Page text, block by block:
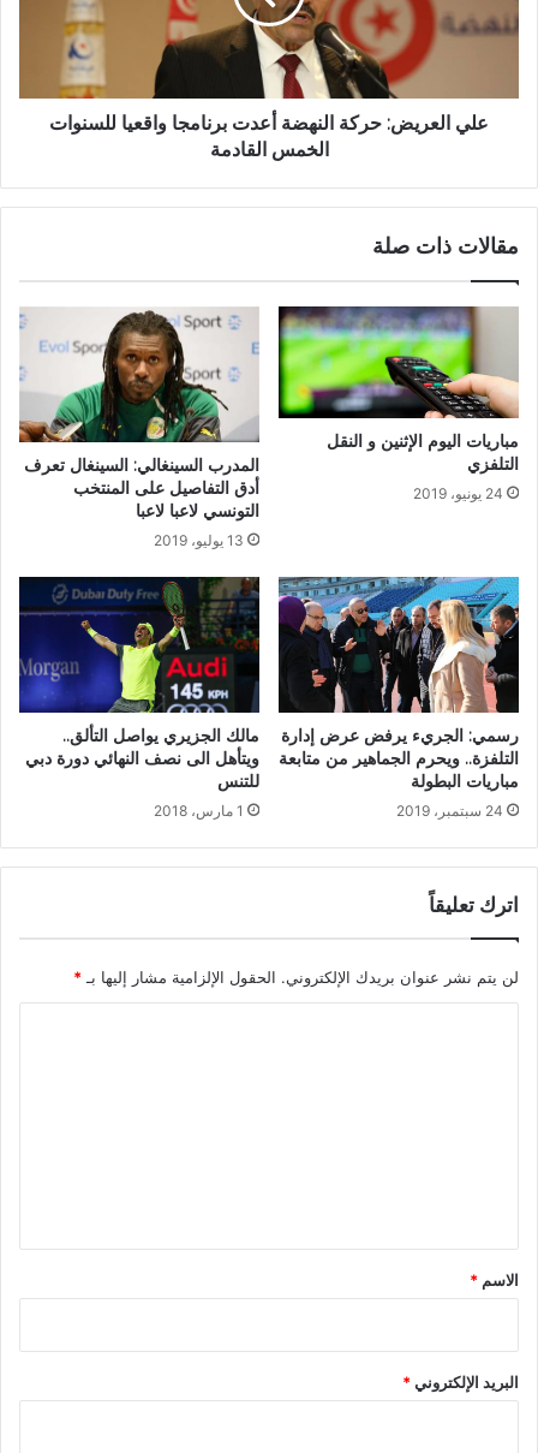
علي العريض: حركة النهضة أعدت برنامجا واقعيا للسنوات
الخمس القادمة
مقالات ذات صلة
مباريات اليوم الإثنين و النقل
التلفزي
24 يونيو، 2019
المدرب السينغالي: السينغال تعرف
أدق التفاصيل على المنتخب
التونسي لاعبا لاعبا
13 يوليو، 2019
رسمي: الجريء يرفض عرض إدارة
التلفزة.. ويحرم الجماهير من متابعة
مباريات البطولة
24 سبتمبر، 2019
مالك الجزيري يواصل التألق..
ويتأهل الى نصف النهائي دورة دبي
للتنس
1 مارس، 2018
اترك تعليقاً
لن يتم نشر عنوان بريدك الإلكتروني. الحقول الإلزامية مشار إليها بـ *
*
الاسم *
البريد الإلكتروني*